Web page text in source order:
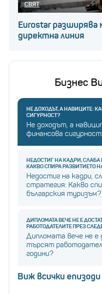
СВЯТ
Eurostar разширява
директна линия
Бизнес
НЕ ДОХОДЪТ, А НАВИЦИТЕ:
СИГУРНОСТ?
Не доходът, а
финансова
НЕДОСТИГ НА КАДРИ, СЛАБА
КАКВО СПИРА РАЗВИТИЕТО
Недостиг на кадри,
стратегия: Какво
българския туризъм?
ДИПЛОМАТА ВЕЧЕ НЕ Е
РАБОТОДАТЕЛИТЕ ПРЕЗ
Дипломата вече не
търсят
години?
Виж всички епизоди